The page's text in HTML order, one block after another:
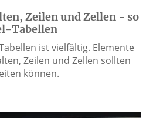
Zeilen und Zellen - so
Tabellen
ist vielfältig. Elemente
Zeilen und Zellen sollten
können.